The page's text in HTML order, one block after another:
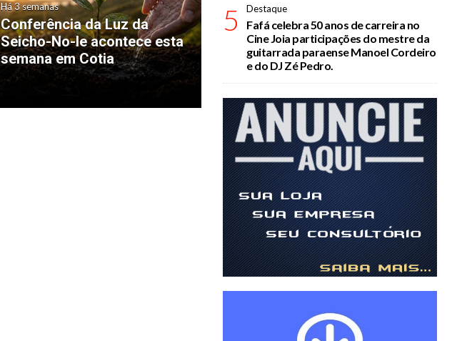
Há 3 semanas
Conferência da Luz da
Seicho-No-Ie acontece esta
semana em Cotia
5 Destaque
Fafá celebra 50 anos de carreira no
Cine Joia participações do mestre da
guitarrada paraense Manoel Cordeiro
e do DJ Zé Pedro.